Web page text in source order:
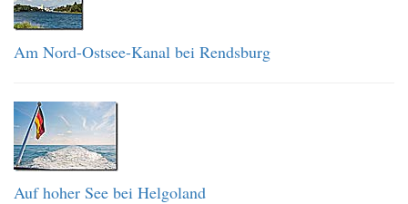
Am Nord-Ostsee-Kanal bei Rendsburg
Auf hoher See bei Helgoland